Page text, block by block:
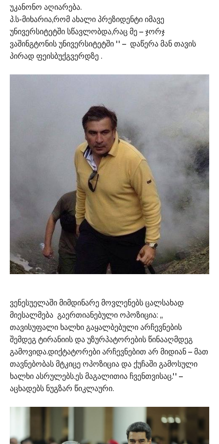
უკანონო აღიარება.
პ.ს-მიხარია,რომ ახალი პრეზიდენტი იმავე
უნივერსიტეტში სწავლობდა,რაც მე – ჯორჯ
ვაშინგტონის უნივერსიტეტში '' – დაწერა მან თავის
პირად ფეისბუქგვერდზე .
ვენესუელაში მიმდინარე მოვლენებს ცალსახად
მიესალმება გაერთიანებული ოპოზიცია: ,,
თავისუფალი ხალხი გაყალბებული არჩევნების
შემდეგ ტირანიის და უზურპატორების წინააღმდეგ
გამოვიდა.დიქტატორები არჩევნებით არ მიდიან – მათ
თავნებობას მტკიცე ოპოზიცია და ქუჩაში გამოსული
ხალხი ასრულებს.ეს მაგალითია ჩვენთვისაც.'' –
აცხადებს ნუგზარ წიკლაური.